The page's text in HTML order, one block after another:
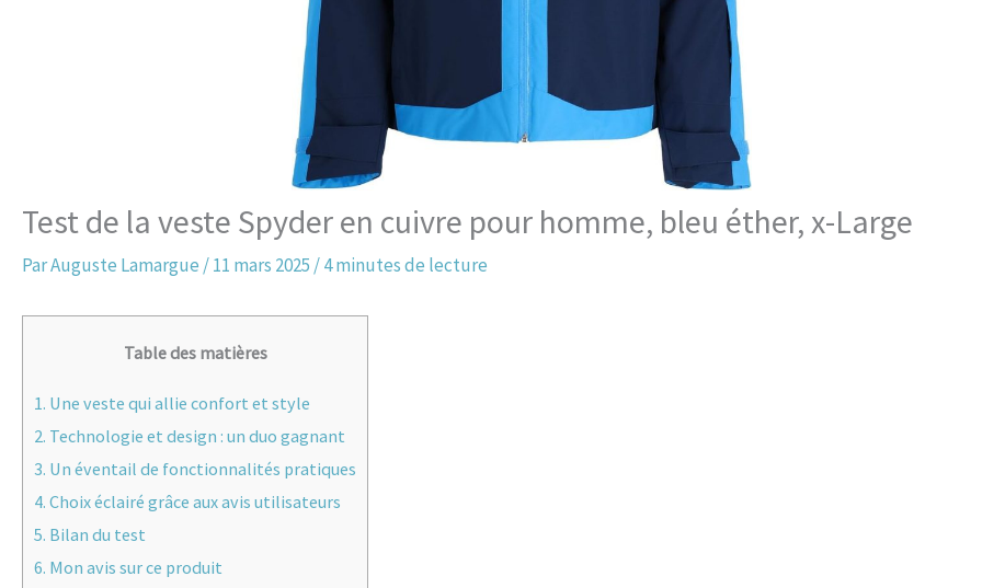
Test de la veste Spyder en cuivre pour homme, bleu éther, x-Large
ParAuguste Lamargue /11 mars 2025 /4 minutes de lecture
Table des matières
1. Une veste qui allie confort et style
2. Technologie et design : un duo gagnant
3. Un éventail de fonctionnalités pratiques
4. Choix éclairé grâce aux avis utilisateurs
5. Bilan du test
6. Mon avis sur ce produit